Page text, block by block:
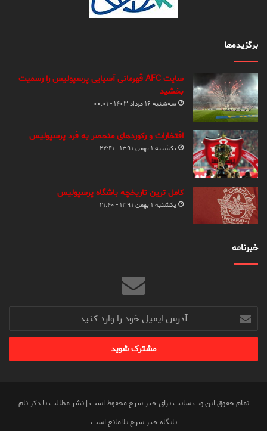
برگزیده‌ها
سایت AFC قهرمانی آسیایی پرسپولیس را رسمیت
بخشید
سه‌شنبه ۱۶ مرداد ۱۴۰۳ - ۰۰:۰۱
افتخارات و رکوردهای منحصر به فرد پرسپولیس
یکشنبه ۱ بهمن ۱۳۹۱ - ۲۲:۴۱
کامل ترین تاریخچه باشگاه پرسپولیس
یکشنبه ۱ بهمن ۱۳۹۱ - ۲۱:۴۰
خبرنامه
آدرس
ایمیل
خود
وارد
تمام حقوق این وب سایت برای خبر سرخ محفوظ است | نشر مطالب با ذکر نام
پایگاه خبر سرخ بلامانع است